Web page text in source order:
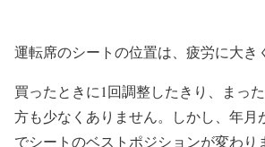
運転席のシートの位置は、疲労に大き
買ったときに1回調整したきり、まっ
方も少なくありません。しかし、年月
でシートのベストポジションが変わり